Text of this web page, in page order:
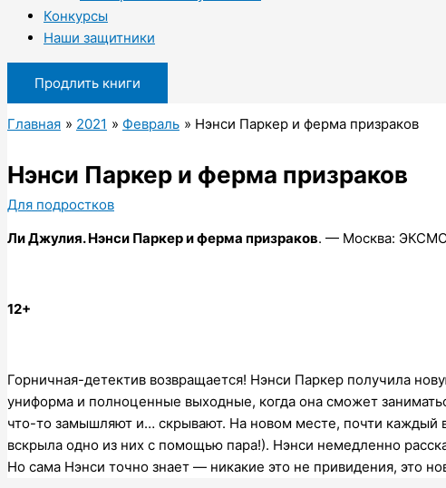
Конкурсы
Наши защитники
Продлить книги
Главная 2021 Февраль Нэнси Паркер и ферма призраков
Нэнси Паркер и ферма призраков
Для подростков
Ли Джулия. Нэнси Паркер и ферма призраков. — Москва:
12+
Горничная-детектив возвращается! Нэнси Паркер получила
униформа и полноценные выходные, когда она сможет
что-то замышляют и… скрывают. На новом месте, почти каждый
вскрыла одно из них с помощью пара!). Нэнси немедленно
Но сама Нэнси точно знает — никакие это не привидения, это